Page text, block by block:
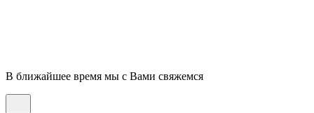
В ближайшее время мы с Вами свяжемся